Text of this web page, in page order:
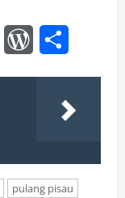
TelegramWordPress
pulang pisau